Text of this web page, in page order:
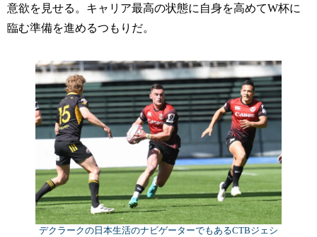
意欲を見せる。キャリア最高の状態に自身を高めてW杯に
臨む準備を進めるつもりだ。
デクラークの日本生活のナビゲーターでもあるCTBジェシ